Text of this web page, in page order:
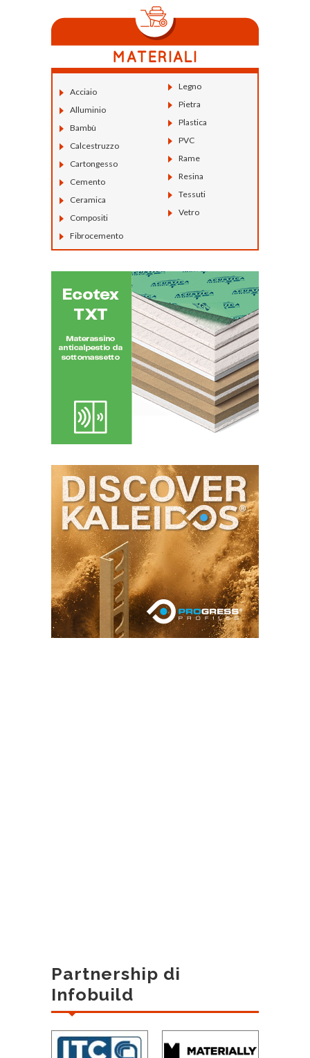
Acciaio
Alluminio
Bambù
Calcestruzzo
Cartongesso
Cemento
Ceramica
Compositi
Fibrocemento
Legno
Pietra
Plastica
PVC
Rame
Resina
Tessuti
Vetro
Partnership di
Infobuild